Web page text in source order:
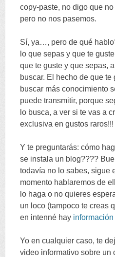
copy-paste, no digo que
pero no nos pasemos.
Sí,ya…, pero de qué hablo
lo que sepas y que te guste
que te guste y que sepas,
buscar. El hecho de que te
buscar más conocimiento
puede transmitir, porque
lo busca,a ver si te vas a
exclusiva en gustos raros!!!
Y te preguntarás:cómo
se instala un blog????
todavía no lo sabes,sigue
momento hablaremos de
lo haga o no quieres
un loco (tampoco te creas
en intenné hay
Yo en cualquier caso,te
video informativo sobre un